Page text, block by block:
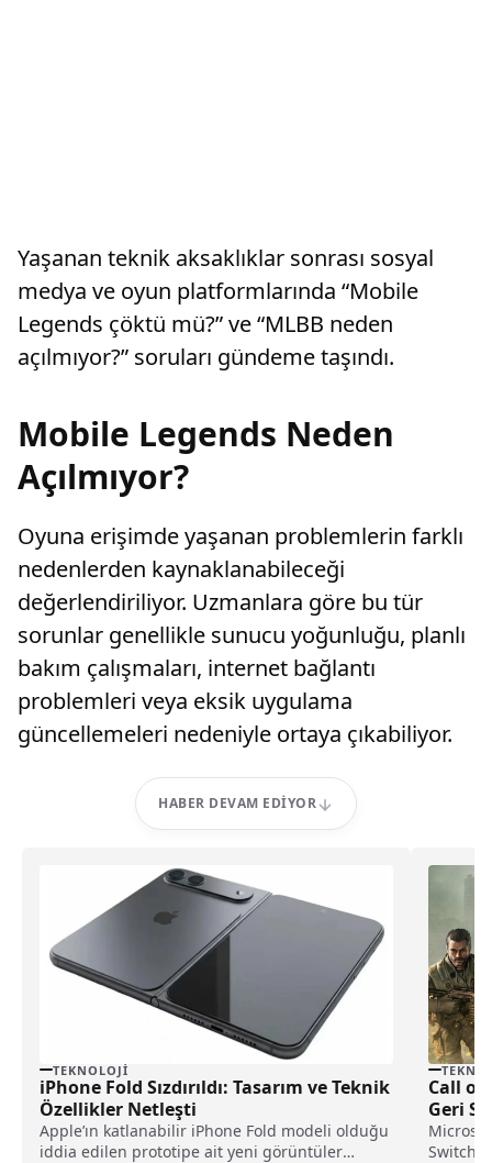
Yaşanan teknik aksaklıklar sonrası sosyal
medya ve oyun platformlarında “Mobile
Legends çöktü mü?” ve “MLBB neden
açılmıyor?” soruları gündeme taşındı.
Mobile Legends Neden
Açılmıyor?
Oyuna erişimde yaşanan problemlerin farklı
nedenlerden kaynaklanabileceği
değerlendiriliyor. Uzmanlara göre bu tür
sorunlar genellikle sunucu yoğunluğu, planlı
bakım çalışmaları, internet bağlantı
problemleri veya eksik uygulama
güncellemeleri nedeniyle ortaya çıkabiliyor.
HABER DEVAM EDIYOR
TEKNOLOJI
iPhone Fold Sızdırıldı: Tasarım ve Teknik
Özellikler Netleşti
Apple’ın katlanabilir iPhone Fold modeli olduğu
iddia edilen prototipe ait yeni görüntüler
Call of
Geri
Switch